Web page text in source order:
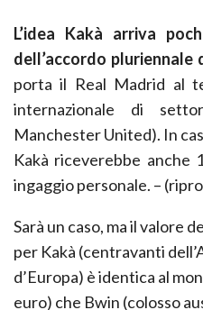
L’idea Kakà arriva
dell’accordo pluriennale
porta il Real Madrid al
internazionale di
Manchester United). In
Kakà riceverebbe anche
ingaggio personale. –
Sarà un caso, ma il valore
per Kakà (centravanti
d’Europa) è identica al
euro) che Bwin (colosso